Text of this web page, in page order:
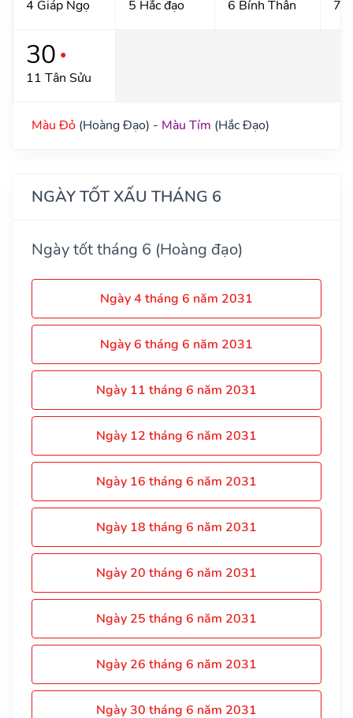
4 Giáp Ngọ 5 Hắc đạo 6 Bính Thân 7
30 ●
11 Tân Sửu
Màu Đỏ (Hoàng Đạo) - Màu Tím (Hắc Đạo)
NGÀY TỐT XẤU THÁNG 6
Ngày tốt tháng 6 (Hoàng đạo)
Ngày 4 tháng 6 năm 2031
Ngày 6 tháng 6 năm 2031
Ngày 11 tháng 6 năm 2031
Ngày 12 tháng 6 năm 2031
Ngày 16 tháng 6 năm 2031
Ngày 18 tháng 6 năm 2031
Ngày 20 tháng 6 năm 2031
Ngày 25 tháng 6 năm 2031
Ngày 26 tháng 6 năm 2031
Ngày 30 tháng 6 năm 2031